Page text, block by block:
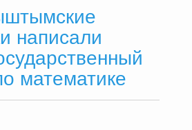
написали
математике